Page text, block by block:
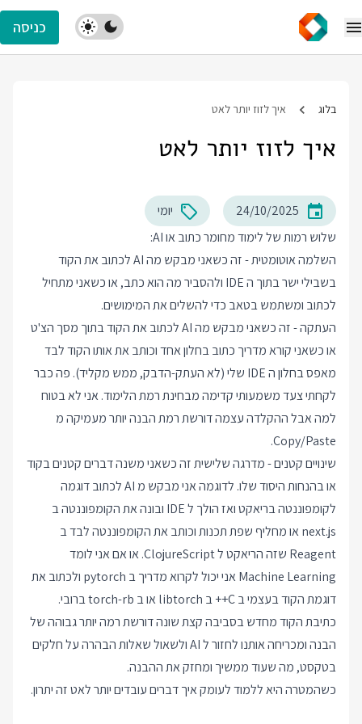
כניסה
בלוג איך לזוז יותר לאט
איך לזוז יותר לאט
24/10/2025
יומי
שלוש רמות של לימוד מחומר כתוב או AI:
השלמה אוטומטית - זה כשאני מבקש מה AI לכתוב את הקוד
בשבילי ישר בתוך ה IDE ולהסביר מה הוא כתב, או כשאני מתחיל
לכתוב ומשתמש בטאב כדי להשלים את המימושים.
העתקה - זה כשאני מבקש מה AI לכתוב את הקוד בתוך מסך הצ'ט
או כשאני קורא מדריך כתוב בחלון אחד וכותב את אותו הקוד לבד
מאפס בחלון ה IDE שלי (לא העתק-הדבק, ממש מקליד). פה כבר
לקחתי צעד משמעותי קדימה מבחינת רמת הלימוד. אני לא בטוח
למה אבל ההקלדה עצמה דורשת רמת הבנה יותר מעמיקה מ
Copy/Paste.
שינויים קטנים - מדרגה שלישית זה כשאני משנה דברים קטנים בקוד
או בהנחות היסוד שלו. לדוגמה אני מבקש מ AI לכתוב דוגמה
לקומפוננטה בריאקט ואז הולך ל IDE ובונה את הקומפוננטה ב
next.js או מחליף שפת תכנות וכותב את הקומפוננטה לבד ב
Reagent שזה הריאקט ל ClojureScript. או אם אני לומד
Machine Learning אני יכול לקרוא מדריך ב pytorch ולכתוב את
דוגמת הקוד בעצמי ב C++ ב libtorch או ב torch-rb ברובי.
כתיבת הקוד מחדש בסביבה קצת שונה דורשת רמה יותר גבוהה של
הבנה ומכריחה אותנו לחזור ל AI ולשאול שאלות הבהרה על חלקים
בטקסט, מה שעוד ממשיך ומחזק את ההבנה.
כשהמטרה היא ללמוד לעומק איך דברים עובדים יותר לאט זה יתרון.